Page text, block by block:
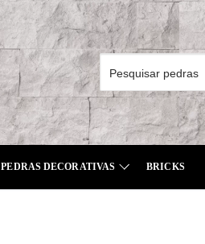
por:
PEDRAS DECORATIVAS BRICKS